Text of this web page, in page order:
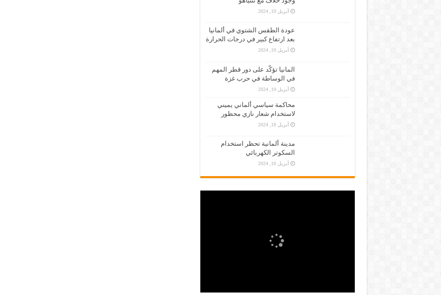
أبريل 19, 2024
عودة الطقس الشتوي في ألمانيا
بعد ارتفاع كبير في درجات الحرارة
أبريل 19, 2024
المانيا تؤكّد على دور قطر المهم
في الوساطة في حرب غزة
أبريل 19, 2024
محاكمة سياسي ألماني يميني
لاستخدام شعار نازي محظور
أبريل 18, 2024
مدينة ألمانية تحظر استخدام
السكوتر الكهربائي
أبريل 18, 2024